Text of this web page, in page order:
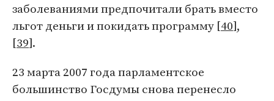
заболеваниями предпочитали брать вместо
льгот деньги и покидать программу [40],
[39].
23 марта 2007 года парламентское
большинство Госдумы снова перенесло